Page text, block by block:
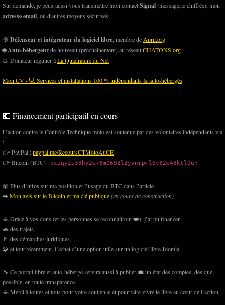
Sur demande, je peux aussi vous transmettre mon contactSignal(messagerie chiffrée), mon
adresse email , ou d'autres moyens sécurisés.
🎯 Défenseur et intégrateur du logiciel libre , membre de April.org
🌐Auto-hébergeurde nouveau (prochainement) au réseau CHATONS.org
🤝 Donateur régulier àLa Quadrature du Net
Mon CV - 💻 Services et installations 100 % indépendants & auto-hébergés
💶 Financement participatif en cours
L’action contre le Contrôle Technique moto est soutenue par des volontaires indépendants via
:
👉 PayPal :paypal.me/RecoursCTMotoAuCE
👉 Bitcoin (BTC) : bc1qy2u33hy2w78m0692l2yvnrpml6v82w43ktl0uh
📖 Plus d’infos sur ma position et l’usage du BTC dans l’article :
➡️ Mon avis sur le Bitcoin et ma clé publique(en cours de construction)
🙏 Grâce à vos dons (et les personnes se reconnaîtront ❤️), j’ai pu financer :
🚗 des trajets,
📄 des démarches juridiques,
🧩 et tout récemment, l’achat d’une option utile sur un logiciel libre Joomla.
🔧 Ce portail libre et auto-hébergé servira aussi à publier 💼 un état des comptes, dès que
possible, en toute transparence.
🙏 Merci à toutes et tous pour votre soutien ✊ et pour faire vivre le libre au cœur de l’action.